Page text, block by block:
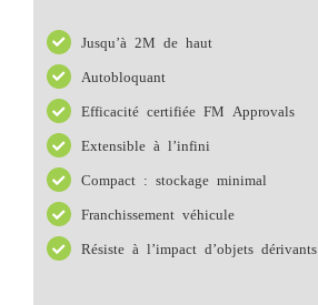
Jusqu’à 2M de haut
Autobloquant
Efficacité certifiée FM Approvals
Extensible à l’infini
Compact : stockage minimal
Franchissement véhicule
Résiste à l’impact d’objets dérivants